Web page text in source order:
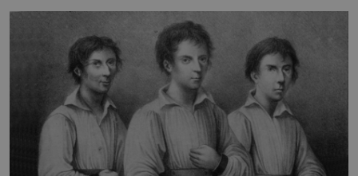
bez které si českou zahradu ani nedokážeme představit.